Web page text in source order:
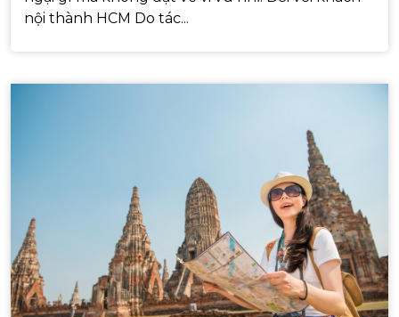
nội thành HCM Do tác...